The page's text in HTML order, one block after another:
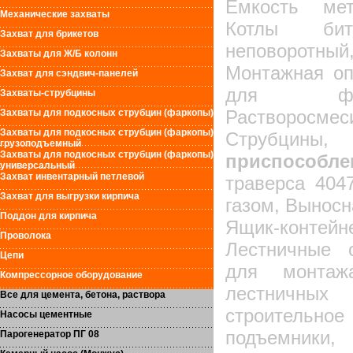
Механические захваты
Захват для брикетов
Захваты для Ж/Б колонн
Захват для сэндвич-панелей
Захваты-струбцины
Захваты для подкосных струбцин (фаркопы)
Захваты для подкосных струбцин (фаркопы)
грузоподъемный
Захваты для подкосных струбцин (фаркопы)
универсальный
Захват инвентарный петлевой
Захват для выгрузки кирпича
Поддон для кирпича
Проволока
Цепи
Компрессорное оборудование
Все для цемента, бетона, раствора
Насосы цементные
Парогенератор ПГ 08
Емкость
Котлы
Монтажная
для
траверса
газом,
Ящик-
Лестничные
для